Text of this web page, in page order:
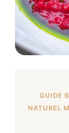
GUIDE
NATUREL